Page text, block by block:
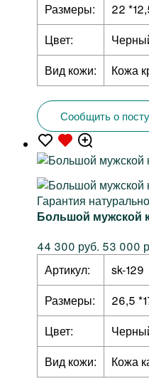
Размеры:
22
Цвет:
Вид кожи:
Кожа
Сообщить о
Гарантия
Большой мужской
44 300 руб. 53 000
Артикул:
sk-129
Размеры:
26,5
Цвет:
Вид кожи:
Кожа